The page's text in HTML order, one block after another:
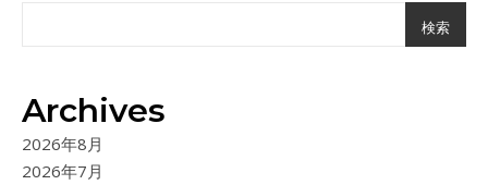
検索
Archives
2026年8月
2026年7月